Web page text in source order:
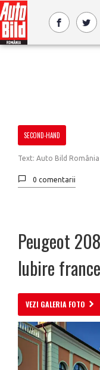
SECOND-HAND
Text: Auto Bild
0 comentarii
Peugeot
Iubire
VEZI GALERIA FOTO